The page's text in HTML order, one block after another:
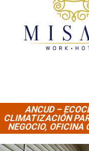
ANCUD –
CLIMATIZACIÓN
NEGOCIO, OFICINA